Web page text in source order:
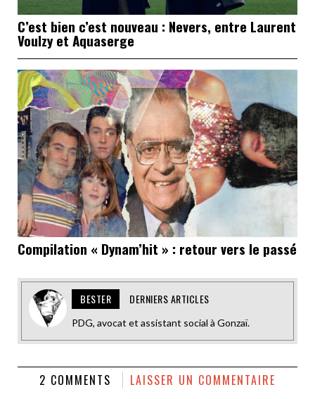
C’est bien c’est nouveau : Nevers, entre Laurent
Voulzy et Aquaserge
Compilation « Dynam’hit » : retour vers le passé
BESTER DERNIERS ARTICLES
PDG, avocat et assistant social à Gonzaï.
2 COMMENTS LAISSER UN COMMENTAIRE